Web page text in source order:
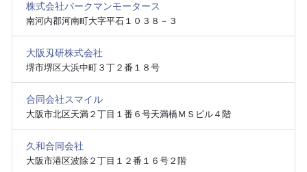
株式会社パークマンモータース
南河内郡河南町大字平石１０３８－３
大阪刄研株式会社
堺市堺区大浜中町３丁２番１８号
合同会社スマイル
大阪市北区天満２丁目１番６号天満橋ＭＳビル４階
久和合同会社
大阪市港区波除２丁目１２番１６号２階